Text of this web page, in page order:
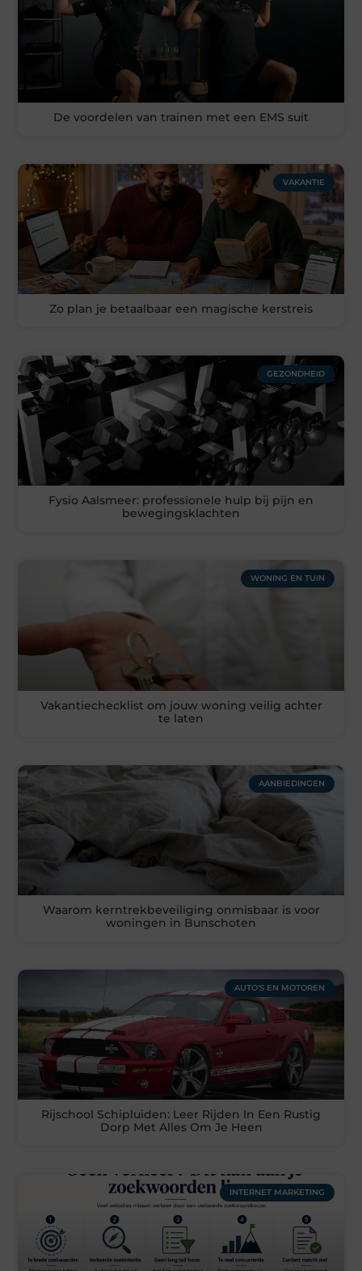
De voordelen van trainen met een EMS suit
VAKANTIE
Zo plan je betaalbaar een magische kerstreis
GEZONDHEID
Fysio Aalsmeer: professionele hulp bij pijn en
bewegingsklachten
WONING EN TUIN
Vakantiechecklist om jouw woning veilig achter
te laten
AANBIEDINGEN
Waarom kerntrekbeveiliging onmisbaar is voor
woningen in Bunschoten
AUTO'S EN MOTOREN
Rijschool Schipluiden: Leer Rijden In Een Rustig
Dorp Met Alles Om Je Heen
INTERNET MARKETING